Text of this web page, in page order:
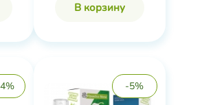
В корзину
-5%